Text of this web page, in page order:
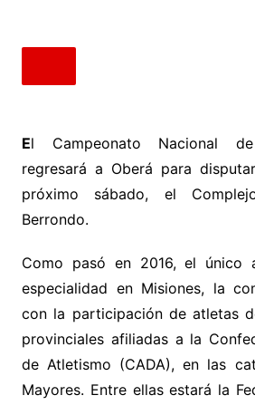
El Campeonato Nacional
regresará a Oberá para
próximo sábado, el
Berrondo.
Como pasó en 2016, el único
especialidad en Misiones, la
con la participación de atletas
provinciales afiliadas a la
de Atletismo (CADA), en las
Mayores. Entre ellas estará la